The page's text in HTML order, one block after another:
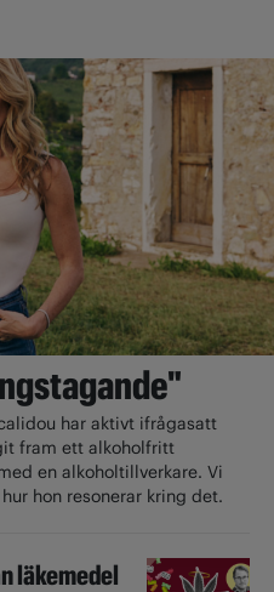
har aktivt ifrågasatt
fram ett alkoholfritt
en alkoholtillverkare. Vi
hon resonerar kring det.
läkemedel